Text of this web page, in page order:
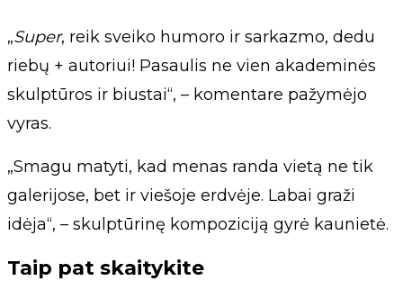
„Super, reik sveiko humoro ir sarkazmo, dedu
riebų + autoriui! Pasaulis ne vien akademinės
skulptūros ir biustai“, – komentare pažymėjo
vyras.
„Smagu matyti, kad menas randa vietą ne tik
galerijose, bet ir viešoje erdvėje. Labai graži
idėja“, – skulptūrinę kompoziciją gyrė kaunietė.
Taip pat skaitykite